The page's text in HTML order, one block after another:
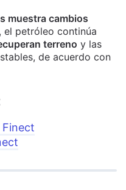
muestra cambios
el petróleo continúa
terreno y las
de acuerdo con